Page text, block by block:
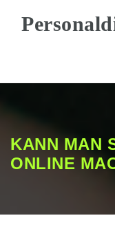
KANN MAN
ONLINE